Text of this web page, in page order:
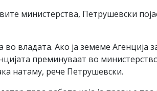
министерства, Петрушевски
владата. Ако ја земеме Агенција
преминуваат во
натаму, рече Петрушевски.